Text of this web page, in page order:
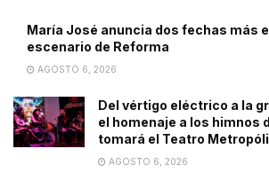
María José anuncia dos fechas más
escenario de Reforma
AGOSTO 6, 2026
Del vértigo eléctrico a la
el homenaje a los himnos
tomará el Teatro
AGOSTO 6, 2026